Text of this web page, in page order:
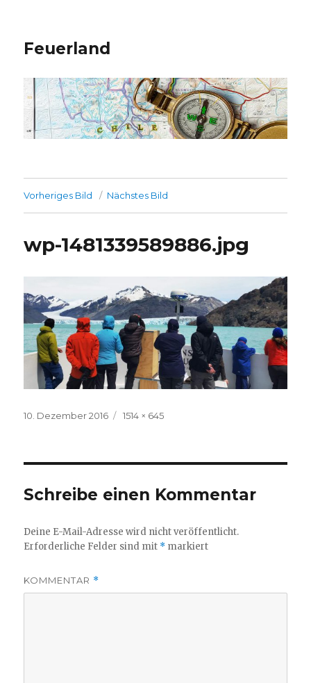
Feuerland
Vorheriges Bild Nächstes Bild
wp-1481339589886.jpg
Veröffentlicht
10. Dezember 2016
Volle
1514 × 645
Schreibe einen Kommentar
Deine E-Mail-Adresse wird nicht veröffentlicht.
Erforderliche Felder sind mit * markiert
KOMMENTAR *